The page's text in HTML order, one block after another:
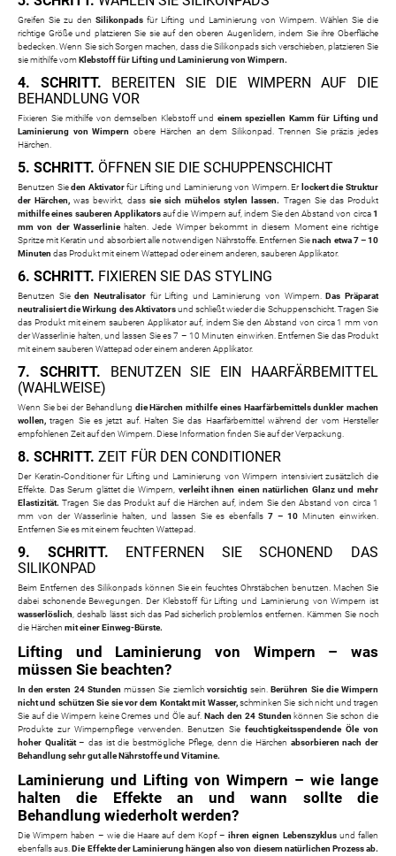
Greifen Sie zu denSilikonpadsfür Lifting und Laminierung von Wimpern. Wählen Sie die
richtige Größe und platzieren Sie sie auf den oberen Augenlidern, indem Sie ihre Oberfläche
bedecken. Wenn Sie sich Sorgen machen, dass die Silikonpads sich verschieben, platzieren Sie
sie mithilfe vomKlebstoff für Lifting und Laminierung von Wimpern.
4. SCHRITT. BEREITEN SIE DIE WIMPERN AUF DIE
BEHANDLUNG VOR
Fixieren Sie mithilfe von demselben Klebstoff und einem speziellen Kamm für Lifting und
Laminierung von Wimpern obere Härchen an dem Silikonpad. Trennen Sie präzis jedes
Härchen.
5. SCHRITT. ÖFFNEN SIE DIE SCHUPPENSCHICHT
Benutzen Sieden Aktivatorfür Lifting und Laminierung von Wimpern. Erlockert die Struktur
der Härchen, was bewirkt, dass sie sich mühelos stylen lassen. Tragen Sie das Produkt
mithilfe eines sauberen Applikatorsauf die Wimpern auf, indem Sie den Abstand von circa1
mm von der Wasserliniehalten. Jede Wimper bekommt in diesem Moment eine richtige
Spritze mit Keratin und absorbiert alle notwendigen Nährstoffe. Entfernen Sienach etwa 7 – 10
Minuten das Produkt mit einem Wattepad oder einem anderen, sauberen Applikator.
6. SCHRITT. FIXIEREN SIE DAS STYLING
Benutzen Sieden Neutralisatorfür Lifting und Laminierung von Wimpern.Das Präparat
neutralisiert die Wirkung des Aktivatorsund schließt wieder die Schuppenschicht. Tragen Sie
das Produkt mit einem sauberen Applikator auf, indem Sie den Abstand von circa 1 mm von
der Wasserlinie halten, und lassen Sie es 7 – 10 Minuten einwirken. Entfernen Sie das Produkt
mit einem sauberen Wattepad oder einem anderen Applikator.
7. SCHRITT.
BENUTZEN SIE EIN HAARFÄRBEMITTEL
(WAHLWEISE)
Wenn Sie bei der Behandlung die Härchen mithilfe eines Haarfärbemittels dunkler machen
wollen, tragen Sie es jetzt auf. Halten Sie das Haarfärbemittel während der vom Hersteller
empfohlenen Zeit auf den Wimpern. Diese Information finden Sie auf der Verpackung.
8. SCHRITT. ZEIT FÜR DEN CONDITIONER
Der Keratin-Conditioner für Lifting und Laminierung von Wimpern intensiviert zusätzlich die
Effekte. Das Serum glättet die Wimpern,verleiht ihnen einen natürlichen Glanz und mehr
Elastizität. Tragen Sie das Produkt auf die Härchen auf, indem Sie den Abstand von circa 1
mm von der Wasserlinie halten, und lassen Sie es ebenfalls7 – 10 Minuten einwirken.
Entfernen Sie es mit einem feuchten Wattepad.
9. SCHRITT. ENTFERNEN SIE SCHONEND DAS
SILIKONPAD
Beim Entfernen des Silikonpads können Sie ein feuchtes Ohrstäbchen benutzen. Machen Sie
dabei schonende Bewegungen. Der Klebstoff für Lifting und Laminierung von Wimpern ist
wasserlöslich, deshalb lässt sich das Pad sicherlich problemlos entfernen. Kämmen Sie noch
die Härchen mit einer Einweg-Bürste.
Lifting und Laminierung von Wimpern – was
müssen Sie beachten?
In den ersten 24 Stundenmüssen Sie ziemlich vorsichtigsein.Berühren Sie die Wimpern
nicht und schützen Sie sie vor dem Kontakt mit Wasser,schminken Sie sich nicht und tragen
Sie auf die Wimpern keine Cremes und Öle auf. Nach den 24 Stunden können Sie schon die
Produkte zur Wimpernpflege verwenden. Benutzen Sie feuchtigkeitsspendende Öle von
hoher Qualität– das ist die bestmögliche Pflege, denn die Härchen absorbieren nach der
Behandlung sehr gut alle Nährstoffe und Vitamine.
Laminierung und Lifting von Wimpern – wie lange
halten die Effekte an und wann sollte die
Behandlung wiederholt werden?
Die Wimpern haben – wie die Haare auf dem Kopf – ihren eignen Lebenszyklus und fallen
ebenfalls aus.Die Effekte der Laminierung hängen also von diesem natürlichen Prozess ab.